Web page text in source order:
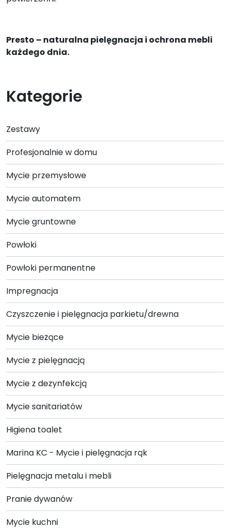
Kategorie
Zestawy
Profesjonalnie w domu
Mycie przemysłowe
Mycie automatem
Mycie gruntowne
Powłoki
Powłoki permanentne
Impregnacja
Czyszczenie i pielęgnacja parkietu/drewna
Mycie bieżące
Mycie z pielęgnacją
Mycie z dezynfekcją
Mycie sanitariatów
Higiena toalet
Marina KC - Mycie i pielęgnacja rąk
Pielęgnacja metalu i mebli
Pranie dywanów
Mycie kuchni
Presto – naturalna pielęgnacja i ochrona mebli
każdego dnia.